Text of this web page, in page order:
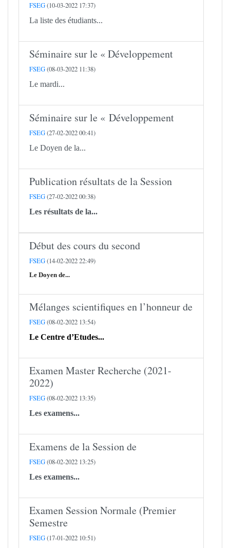
FSEG(10-03-2022 17:37)
La liste des étudiants...
Séminaire sur le « Développement
FSEG(08-03-2022 11:38)
Le mardi...
Séminaire sur le « Développement
FSEG(27-02-2022 00:41)
Le Doyen de la...
Publication résultats de la Session
FSEG(27-02-2022 00:38)
Les résultats de la...
Début des cours du second
FSEG(14-02-2022 22:49)
Le Doyen de...
Mélanges scientifiques en l’honneur de
FSEG(08-02-2022 13:54)
Le Centre d’Etudes...
Examen Master Recherche (2021-
2022)
FSEG(08-02-2022 13:35)
Les examens...
Examens de la Session de
FSEG(08-02-2022 13:25)
Les examens...
Examen Session Normale (Premier
Semestre
FSEG(17-01-2022 10:51)